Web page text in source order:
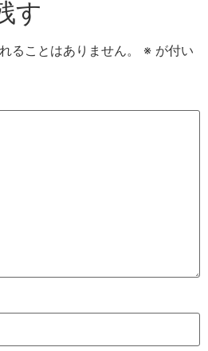
す
ることはありません。 ※ が付い